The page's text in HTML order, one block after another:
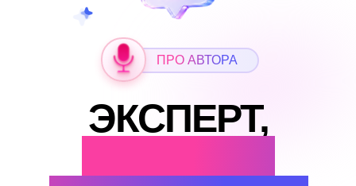
ПРО АВТОРА
ЭКСПЕРТ,